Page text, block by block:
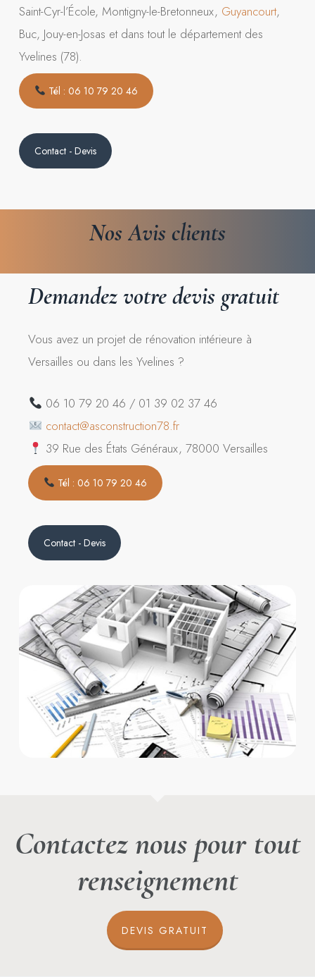
Saint-Cyr-l’École, Montigny-le-Bretonneux, Guyancourt,
Buc, Jouy-en-Josas et dans tout le département des
Yvelines (78).
Tél : 06 10 79 20 46
Contact - Devis
NosAvis clients
Demandez votre devis gratuit
Vous avez un projet de rénovation intérieure à
Versailles ou dans les Yvelines ?
06 10 79 20 46 / 01 39 02 37 46
contact@asconstruction78.fr
39 Rue des États Généraux, 78000 Versailles
Tél : 06 10 79 20 46
Contact - Devis
Contactez nous pour tout
renseignement
DEVIS GRATUIT